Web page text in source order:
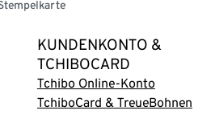
KUNDENKONTO &
TCHIBOCARD
Tchibo Online-Konto
TchiboCard & TreueBohnen